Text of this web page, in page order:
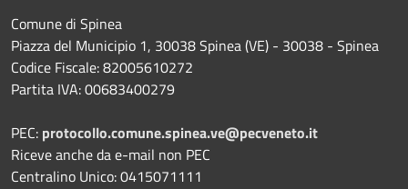
Comune di Spinea
Piazza del Municipio 1, 30038 Spinea (VE) - 30038 - Spinea
Codice Fiscale: 82005610272
Partita IVA: 00683400279
PEC: protocollo.comune.spinea.ve@pecveneto.it
Riceve anche da e-mail non PEC
Centralino Unico: 0415071111